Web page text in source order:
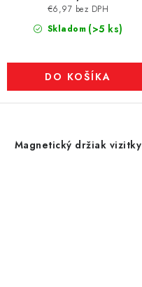
Skladom (>5 ks)
€6,97 bez DPH
DO KOŠÍKA
Magnetický držiak vizitky